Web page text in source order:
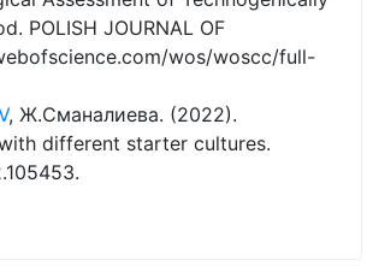
POLISH JOURNAL OF
wos/woscc/full-
, Ж.Сманалиева. (2022).
different starter cultures.